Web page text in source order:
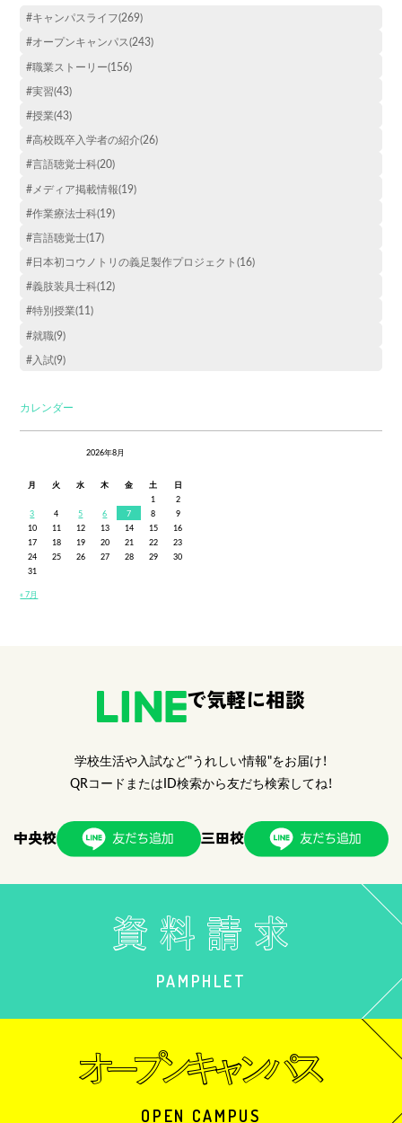
#キャンパスライフ(269)
#オープンキャンパス(243)
#職業ストーリー(156)
#実習(43)
#授業(43)
#高校既卒入学者の紹介(26)
#言語聴覚士科(20)
#メディア掲載情報(19)
#作業療法士科(19)
#言語聴覚士(17)
#日本初コウノトリの義足製作プロジェクト(16)
#義肢装具士科(12)
#特別授業(11)
#就職(9)
#入試(9)
カレンダー
2026年8月
月 火 水 木 金 土
日
1
2
3
4 5 6 7 8
9
10
11 12 13 14 15
16
17
18 19 20 21 22
23
24
25 26 27 28 29
30
31
« 7月
で気軽に相談
学校生活や入試など"うれしい情報"をお届け！
QRコードまたはID検索から友だち検索してね！
中央校 三田校
PAMPHLET
OPEN CAMPUS